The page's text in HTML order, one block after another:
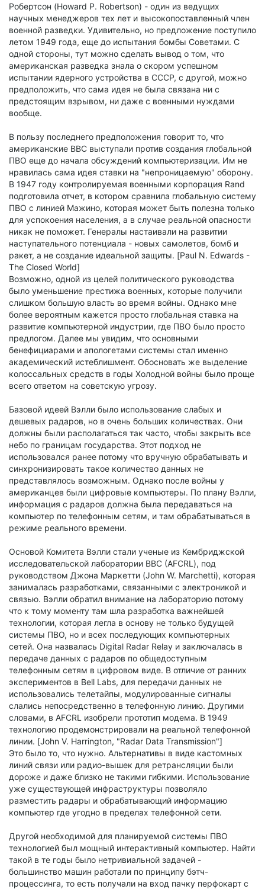
Робертсон (Howard P. Robertson) - один из ведущих
научных менеджеров тех лет и высокопоставленный член
военной разведки. Удивительно, но предложение поступило
летом 1949 года, еще до испытания бомбы Советами. С
одной стороны, тут можно сделать вывод о том, что
американская разведка знала о скором успешном
испытании ядерного устройства в СССР, с другой, можно
предположить, что сама идея не была связана ни с
предстоящим взрывом, ни даже с военными нуждами
вообще.
В пользу последнего предположения говорит то, что
американские ВВС выступали против создания глобальной
ПВО еще до начала обсуждений компьютеризации. Им не
нравилась сама идея ставки на "непроницаемую" оборону.
В 1947 году контролируемая военными корпорация Rand
подготовила отчет, в котором сравнила глобальную систему
ПВО с линией Мажино, которая может быть полезна только
для успокоения населения, а в случае реальной опасности
никак не поможет. Генералы настаивали на развитии
наступательного потенциала - новых самолетов, бомб и
ракет, а не создание идеальной защиты. [Paul N. Edwards -
The Closed World]
Возможно, одной из целей политического руководства
было уменьшение престижа военных, которые получили
слишком большую власть во время войны. Однако мне
более вероятным кажется просто глобальная ставка на
развитие компьютерной индустрии, где ПВО было просто
предлогом. Далее мы увидим, что основными
бенефициарами и апологетами системы стал именно
академический истеблишмент. Обосновать же выделение
колоссальных средств в годы Холодной войны было проще
всего ответом на советскую угрозу.
Базовой идеей Вэлли было использование слабых и
дешевых радаров, но в очень больших количествах. Они
должны были располагаться так часто, чтобы закрыть все
небо по границам государства. Этот подход не
использовался ранее потому что вручную обрабатывать и
синхронизировать такое количество данных не
представлялось возможным. Однако после войны у
американцев были цифровые компьютеры. По плану Вэлли,
информация с радаров должна была передаваться на
компьютер по телефонным сетям, и там обрабатываться в
режиме реального времени.
Основой Комитета Вэлли стали ученые из Кембриджской
исследовательской лаборатории ВВС (AFCRL), под
руководством Джона Маркетти (John W. Marchetti), которая
занималась разработками, связанными с электроникой и
связью. Вэлли обратил внимание на лабораторию потому
что к тому моменту там шла разработка важнейшей
технологии, которая легла в основу не только будущей
системы ПВО, но и всех последующих компьютерных
сетей. Она назвалась Digital Radar Relay и заключалась в
передаче данных с радаров по общедоступным
телефонным сетям в цифровом виде. В отличие от ранних
экспериментов в Bell Labs, для передачи данных не
использовались телетайпы, модулированные сигналы
слались непосредственно в телефонную линию. Другими
словами, в AFCRL изобрели прототип модема. В 1949
технологию продемонстрировали на реальной телефонной
линии. [John V. Harrington, "Radar Data Transmission"]
Это было то, что нужно. Альтернативы в виде кастомных
линий связи или радио-вышек для ретрансляции были
дороже и даже близко не такими гибкими. Использование
уже существующей инфраструктуры позволяло
разместить радары и обрабатывающий информацию
компьютер где угодно в пределах телефонной сети.
Другой необходимой для планируемой системы ПВО
технологией был мощный интерактивный компьютер. Найти
такой в те годы было нетривиальной задачей -
большинство машин работали по принципу бэтч-
процессинга, то есть получали на вход пачку перфокарт с